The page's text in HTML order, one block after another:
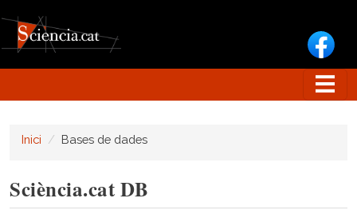
Inici Bases de dades
Sciència.cat DB